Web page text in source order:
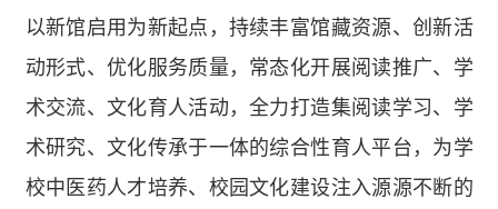
以新馆启用为新起点，持续丰富馆藏资源、创新活
动形式、优化服务质量，常态化开展阅读推广、学
术交流、文化育人活动，全力打造集阅读学习、学
术研究、文化传承于一体的综合性育人平台，为学
校中医药人才培养、校园文化建设注入源源不断的